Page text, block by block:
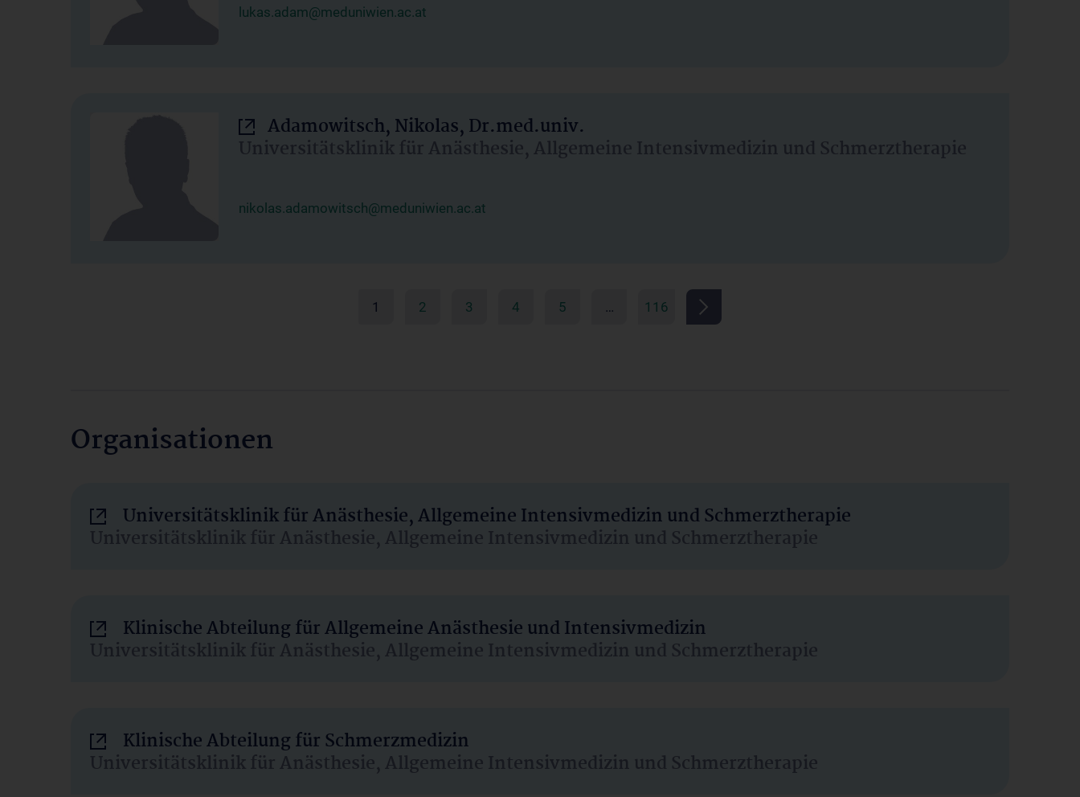
lukas.adam@meduniwien.ac.at
Adamowitsch, Nikolas, Dr.med.univ.
Universitätsklinik für Anästhesie, Allgemeine Intensivmedizin und Schmerztherapie
nikolas.adamowitsch@meduniwien.ac.at
1 2 3 4 5 … 116
Organisationen
Universitätsklinik für Anästhesie, Allgemeine Intensivmedizin und Schmerztherapie
Universitätsklinik für Anästhesie, Allgemeine Intensivmedizin und Schmerztherapie
Klinische Abteilung für Allgemeine Anästhesie und Intensivmedizin
Universitätsklinik für Anästhesie, Allgemeine Intensivmedizin und Schmerztherapie
Klinische Abteilung für Schmerzmedizin
Universitätsklinik für Anästhesie, Allgemeine Intensivmedizin und Schmerztherapie